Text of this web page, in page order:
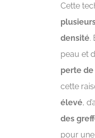
Cette
densité.
peau et
perte de
cette
élevé,
des
pour